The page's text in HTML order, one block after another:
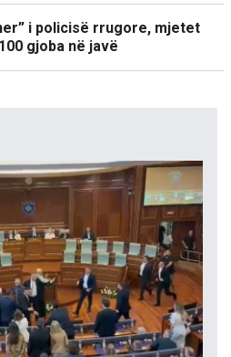
i policisë rrugore, mjetet
gjoba në javë